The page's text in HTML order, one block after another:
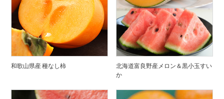
和歌山県産 種なし柿
北海道富良野産メロン＆黒小玉すい
か